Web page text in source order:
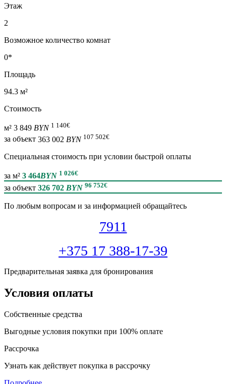
Этаж
2
Возможное количество комнат
0*
Площадь
94.3 м²
Стоимость
м² 3 849 BYN 1 140€
за объект 363 002 BYN 107 502€
Специальная cтоимость при условии быстрой оплаты
за м² 3 464BYN 1 026€
за объект 326 702 BYN 96 752€
По любым вопросам и за информацией обращайтесь
7911
+375 17 388-17-39
Предварительная заявка для бронирования
Условия оплаты
Собственные средства
Выгодные условия покупки при 100% оплате
Рассрочка
Узнать как действует покупка в рассрочку